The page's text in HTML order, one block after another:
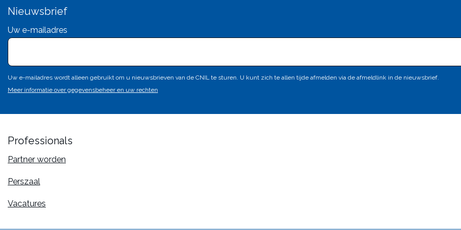
Nieuwsbrief
Uw e-mailadres
Uw e-mailadres wordt alleen gebruikt om u nieuwsbrieven van de CNIL te sturen. U kunt zich te allen tijde afmelden via de afmeldlink in de nieuwsbrief.
Meer informatie over gegevensbeheer en uw rechten
Professionals
Partner worden
Perszaal
Vacatures